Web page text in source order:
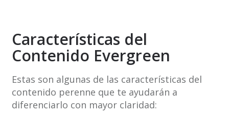
Características del
Contenido Evergreen
Estas son algunas de las características del
contenido perenne que te ayudarán a
diferenciarlo con mayor claridad: